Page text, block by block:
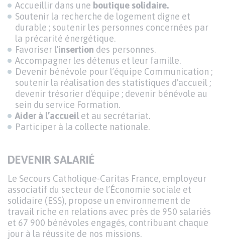
Accueillir dans une boutique solidaire.
Soutenir la recherche de logement digne et
durable ; soutenir les personnes concernées par
la précarité énergétique.
Favoriser l'insertion des personnes.
Accompagner les détenus et leur famille.
Devenir bénévole pour l’équipe Communication ;
soutenir la réalisation des statistiques d'accueil ;
devenir trésorier d'équipe ; devenir bénévole au
sein du service Formation.
Aider à l’accueilet au secrétariat.
Participer à la collecte nationale.
DEVENIR SALARIÉ
Le Secours Catholique-Caritas France, employeur
associatif du secteur de l’Économie sociale et
solidaire (ESS), propose un environnement de
travail riche en relations avec près de 950 salariés
et 67 900 bénévoles engagés, contribuant chaque
jour à la réussite de nos missions.